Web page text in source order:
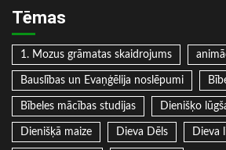
Tēmas
1. Mozus grāmatas skaidrojums
Bauslības un Evaņģēlija noslēpumi
Bībeles mācības studijas Dienišķo
Dienišķā maize Dieva Dēls Dieva